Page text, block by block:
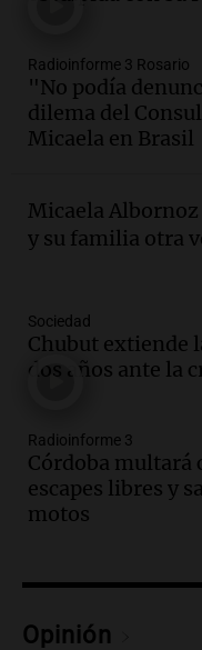
corrupción
exponen
Noticias
Episodios
delincuentes
una sola
Audio.
Central
económicos
Audio.
propiedad
poca lectura"
Noticias Rosario
Audio.León
Argentina
Radioinforme 3 Rosario
"No podía
dilema del
Micaela en Brasil
Micaela
y su familia otra
Sociedad
Chubut extiende
dos años ante la
Radioinforme 3
Córdoba multará
escapes libres y
motos
Opinión